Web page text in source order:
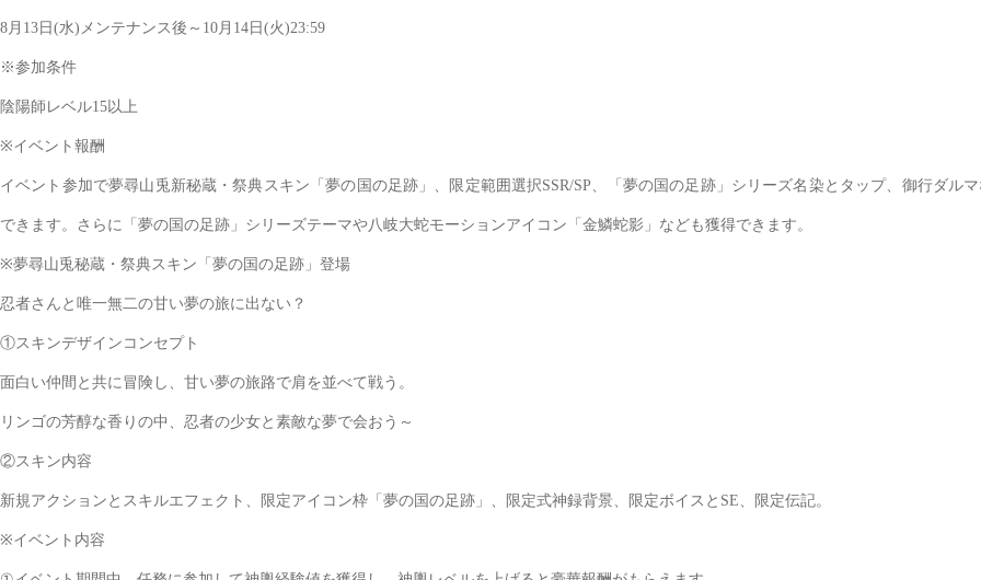
8月13日(水)メンテナンス後～10月14日(火)23:59
※参加条件
陰陽師レベル15以上
※イベント報酬
イベント参加で夢尋山兎新秘蔵・祭典スキン「夢の国の足跡」、限定範囲選択SSR/SP、「夢の国の足跡」シリーズ名染とタップ、御行ダル
できます。さらに「夢の国の足跡」シリーズテーマや八岐大蛇モーションアイコン「金鱗蛇影」なども獲得できます。
※夢尋山兎秘蔵・祭典スキン「夢の国の足跡」登場
忍者さんと唯一無二の甘い夢の旅に出ない？
①スキンデザインコンセプト
面白い仲間と共に冒険し、甘い夢の旅路で肩を並べて戦う。
リンゴの芳醇な香りの中、忍者の少女と素敵な夢で会おう～
②スキン内容
新規アクションとスキルエフェクト、限定アイコン枠「夢の国の足跡」、限定式神録背景、限定ボイスとSE、限定伝記。
※イベント内容